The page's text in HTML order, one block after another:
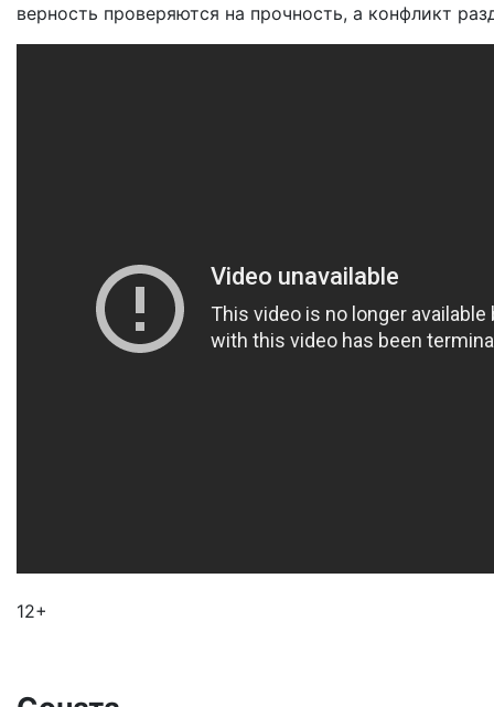
верность проверяются на прочность, а конфликт
12+